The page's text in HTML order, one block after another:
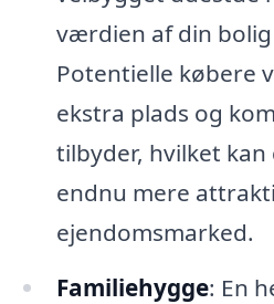
værdien af din
Potentielle købere
ekstra plads og
tilbyder, hvilket
endnu mere
ejendomsmarked.
Familiehygge: En